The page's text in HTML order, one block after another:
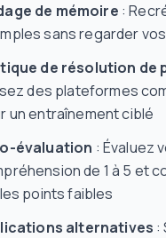
de mémoire :
sans regarder
de résolution de
des plateformes
un entraînement ciblé
évaluation : Évaluez
de 1 à 5 et
points faibles
alternatives :